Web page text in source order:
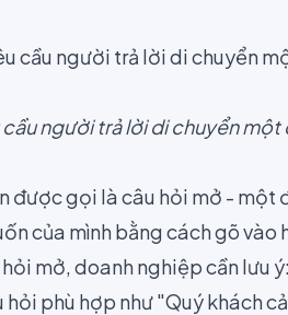
người trả lời di chuyển
được gọi là câu hỏi mở - một
của mình bằng cách gõ vào
mở, doanh nghiệp cần lưu ý:
phù hợp như "Quý khách